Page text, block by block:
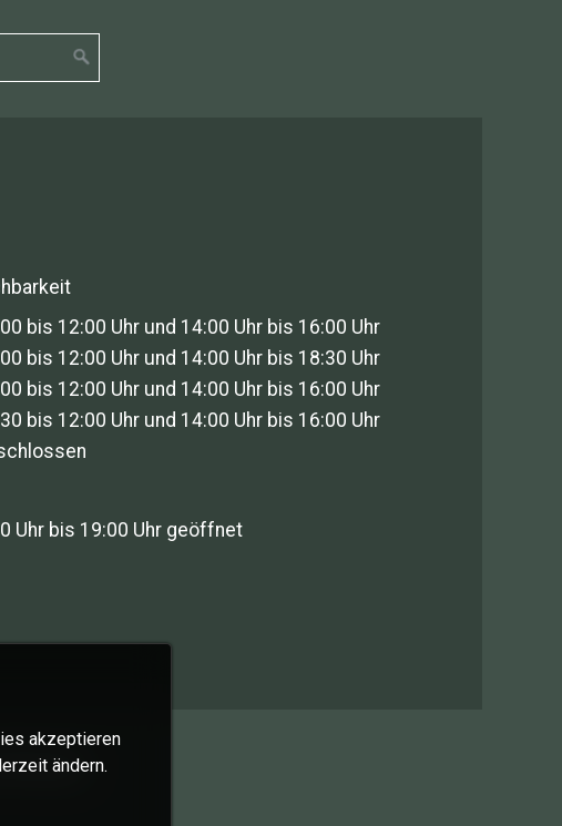
bis 12:00 Uhr und 14:00 Uhr bis 16:00 Uhr
bis 12:00 Uhr und 14:00 Uhr bis 18:30 Uhr
bis 12:00 Uhr und 14:00 Uhr bis 16:00 Uhr
bis 12:00 Uhr und 14:00 Uhr bis 16:00 Uhr
Uhr bis 19:00 Uhr geöffnet
akzeptieren
ändern.